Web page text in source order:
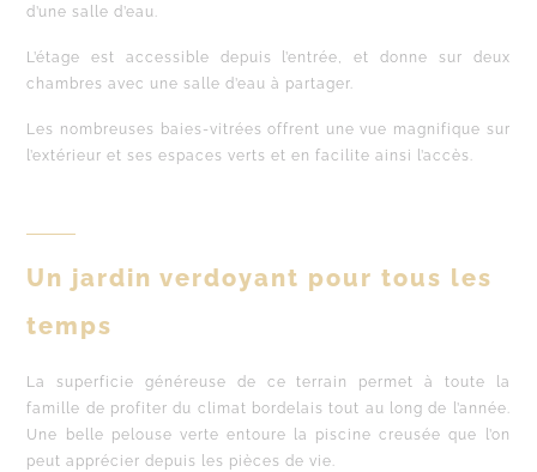
d’une salle d’eau.
L’étage est accessible depuis l’entrée, et donne sur deux
chambres avec une salle d’eau à partager.
Les nombreuses baies-vitrées offrent une vue magnifique sur
l’extérieur et ses espaces verts et en facilite ainsi l’accès.
Un jardin verdoyant pour tous les
temps
La superficie généreuse de ce terrain permet à toute la
famille de profiter du climat bordelais tout au long de l’année.
Une belle pelouse verte entoure la piscine creusée que l’on
peut apprécier depuis les pièces de vie.